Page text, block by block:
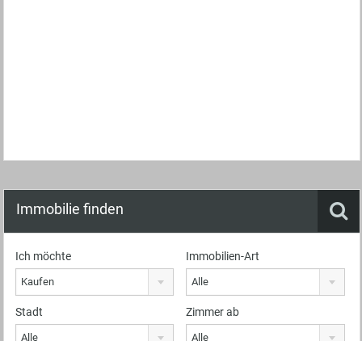
Immobilie finden
Ich möchte
Kaufen
Immobilien-Art
Alle
Stadt
Alle
Zimmer ab
Alle